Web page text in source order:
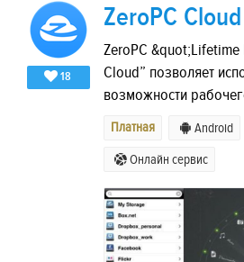
18
ZeroPC
ZeroPC
Cloud” позволяет
возможности
Платная Android
Онлайн сервис